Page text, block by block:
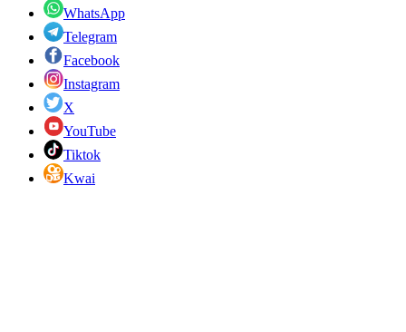
WhatsApp
Telegram
Facebook
Instagram
X
YouTube
Tiktok
Kwai